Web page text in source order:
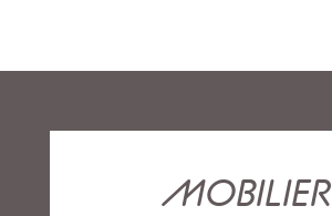
MOBILIER